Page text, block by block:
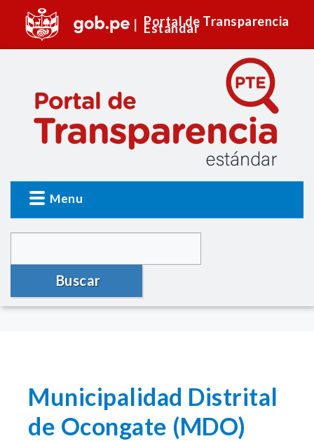
Portal de Transparencia
Estándar
Menu
Buscar
Municipalidad Distrital
de Ocongate (MDO)